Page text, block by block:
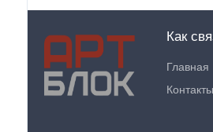
Как
Главная
Контакты